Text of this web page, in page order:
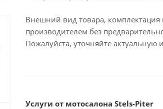
Внешний вид товара, комплектация
производителем без
Пожалуйста, уточняйте
Услуги от мотосалона Stels-Piter